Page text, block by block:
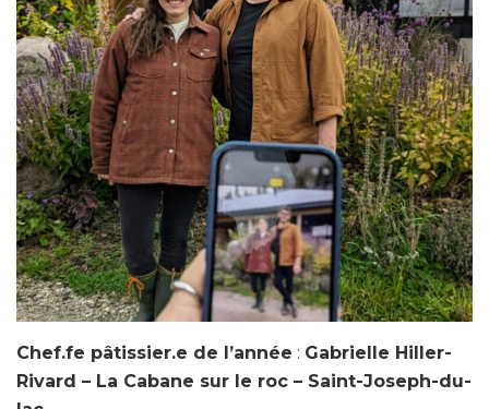
Chef.fe pâtissier.e de l’année : Gabrielle Hiller-
Rivard – La Cabane sur le roc – Saint-Joseph-du-